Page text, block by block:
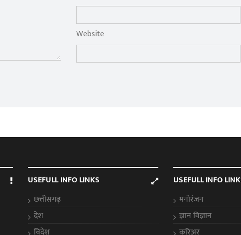
Website
USEFULL INFO LINKS
छत्तीसगढ़
देश
USEFULL INFO
मनोरंजन
ज्ञान विज्ञान